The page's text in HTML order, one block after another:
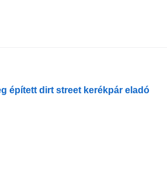
épített dirt street kerékpár eladó